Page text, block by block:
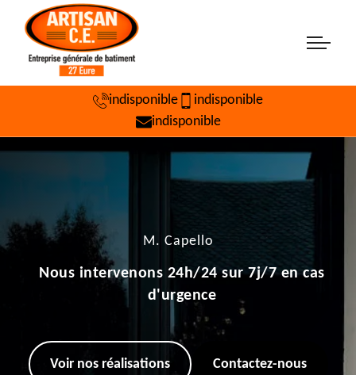
indisponible
indisponible
indisponible
M. Capello
Nous intervenons 24h/24 sur 7j/7 en cas
d'urgence
Voir nos réalisations Contactez-nous